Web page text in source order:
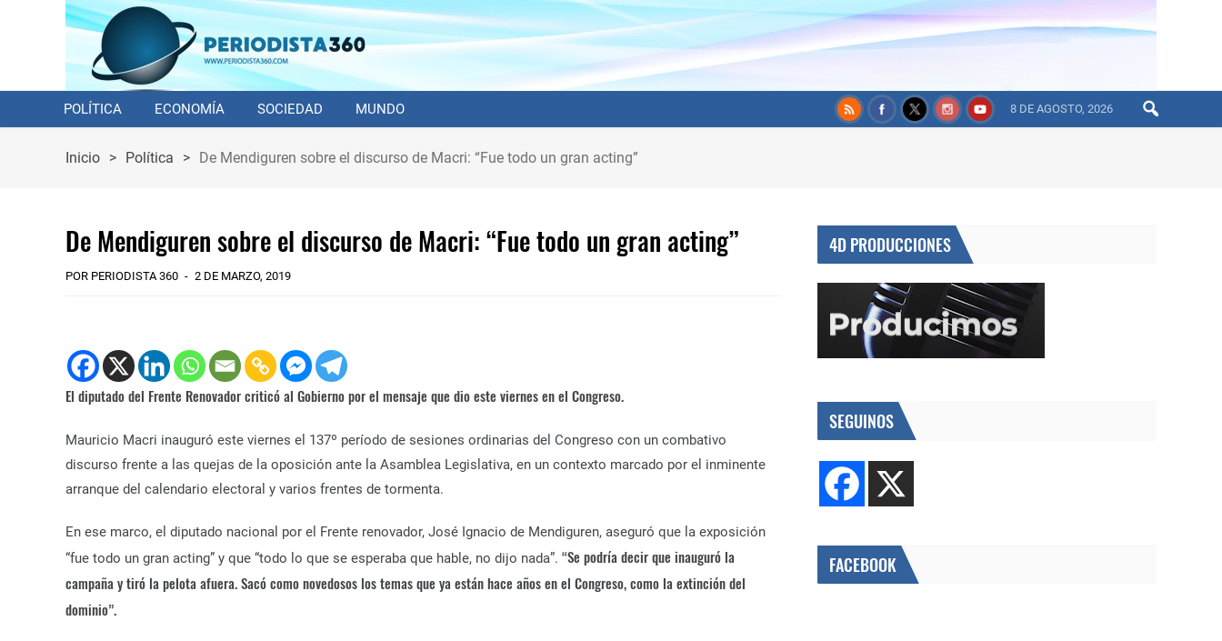
POLÍTICA ECONOMÍA SOCIEDAD MUNDO 8 DE AGOSTO, 2026
Inicio > Política > De Mendiguren sobre el discurso de Macri: “Fue todo un gran acting”
De Mendiguren sobre el discurso de Macri: “Fue todo un gran acting”
POR PERIODISTA 360 2 DE MARZO, 2019
El diputado del Frente Renovador criticó al Gobierno por el mensaje que dio este viernes en el Congreso.
Mauricio Macri inauguró este viernes el 137º período de sesiones ordinarias del Congreso con un combativo
discurso frente a las quejas de la oposición ante la Asamblea Legislativa, en un contexto marcado por el inminente
arranque del calendario electoral y varios frentes de tormenta.
En ese marco, el diputado nacional por el Frente renovador, José Ignacio de Mendiguren, aseguró que la exposición
“fue todo un gran acting” y que “todo lo que se esperaba que hable, no dijo nada”. “Se podría decir que inauguró la
campaña y tiró la pelota afuera. Sacó como novedosos los temas que ya están hace años en el Congreso, como la extinción del
dominio”.
4D PRODUCCIONES
SEGUINOS
FACEBOOK